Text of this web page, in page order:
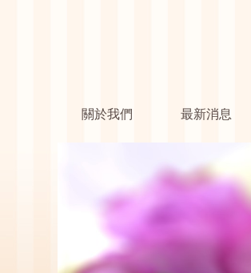
關於我們 最新消息